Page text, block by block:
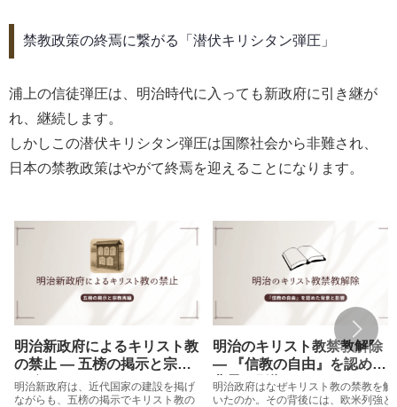
禁教政策の終焉に繋がる「潜伏キリシタン弾圧」
浦上の信徒弾圧は、明治時代に入っても新政府に引き継が
れ、継続します。
しかしこの潜伏キリシタン弾圧は国際社会から非難され、
日本の禁教政策はやがて終焉を迎えることになります。
明治新政府によるキリスト教
の禁止 ― 五榜の掲示と宗教
再編
明治新政府は、近代国家の建設を掲げ
ながらも、五榜の掲示でキリスト教の
明治のキリスト教禁教解除
― 『信教の自由』を認めた
背景と影響
明治政府はなぜキリスト教の禁教を解
いたのか。その背後には、欧米列強と